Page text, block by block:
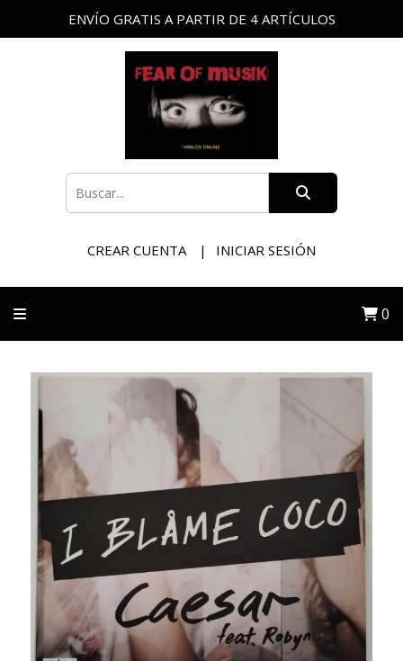
ENVÍO GRATIS A PARTIR DE 4 ARTÍCULOS
CREAR CUENTA INICIAR SESIÓN
0